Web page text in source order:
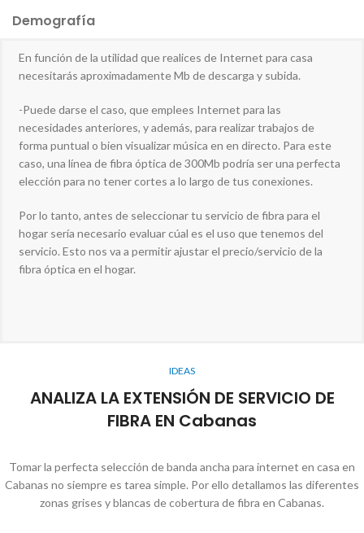
Demografía
En función de la utilidad que realices de Internet para casa
necesitarás aproximadamente Mb de descarga y subida.
-Puede darse el caso, que emplees Internet para las
necesidades anteriores, y además, para realizar trabajos de
forma puntual o bien visualizar música en en directo. Para este
caso, una línea de fibra óptica de 300Mb podría ser una perfecta
elección para no tener cortes a lo largo de tus conexiones.
Por lo tanto, antes de seleccionar tu servicio de fibra para el
hogar sería necesario evaluar cúal es el uso que tenemos del
servicio. Esto nos va a permitir ajustar el precio/servicio de la
fibra óptica en el hogar.
IDEAS
ANALIZA LA EXTENSIÓN DE SERVICIO DE
FIBRA EN Cabanas
Tomar la perfecta selección de banda ancha para internet en casa en
Cabanas no siempre es tarea simple. Por ello detallamos las diferentes
zonas grises y blancas de cobertura de fibra en Cabanas.